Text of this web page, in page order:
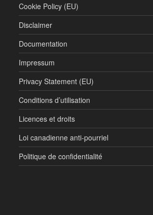
Cookie Policy (EU)
Disclaimer
Documentation
Impressum
Privacy Statement (EU)
Conditions d’utilisation
Licences et droits
Loi canadienne anti-pourriel
Politique de confidentialité